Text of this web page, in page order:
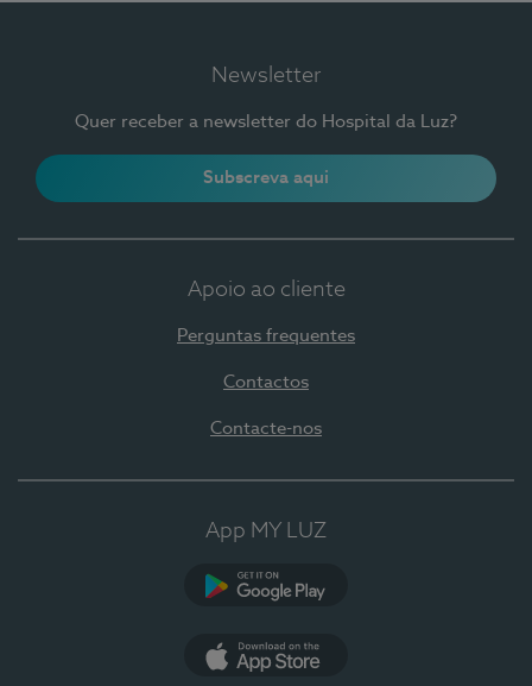
Newsletter
Quer receber a newsletter do Hospital da Luz?
Subscreva aqui
Apoio ao cliente
Perguntas frequentes
Contactos
Contacte-nos
App MY LUZ